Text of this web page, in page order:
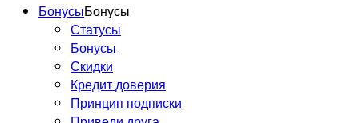
БонусыБонусы
Статусы
Бонусы
Скидки
Кредит доверия
Принцип подписки